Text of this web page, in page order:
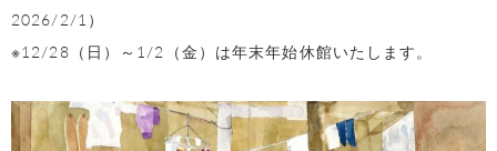
2026/2/1）
※12/28（日）～1/2（金）は年末年始休館いたします。